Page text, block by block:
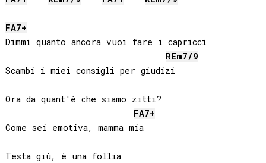
FA7+
Dimmi quanto ancora vuoi fare i capricci
REm7/9
Scambi i miei consigli per giudizi
Ora da quant'è che siamo zitti?
FA7+
Come sei emotiva, mamma mia
Testa giù, è una follia